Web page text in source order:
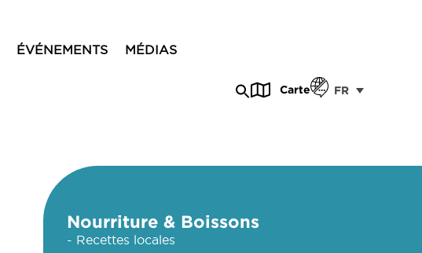
ÉVÉNEMENTS MÉDIAS
Carte FR
Nourriture & Boissons
- Recettes locales